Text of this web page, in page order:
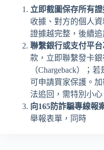
立即截圖保存所有證
收據、對方的個人
證據越完整，後續追
聯繫銀行或支付平
款，立即聯繫發卡
（Chargeback）；
可申請買家保護。
法追回，需特別小心
向165防詐騙專線報
舉報表單，同時